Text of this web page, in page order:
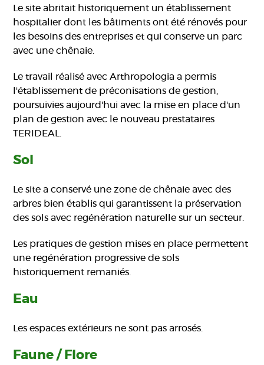
Le site abritait historiquement un établissement
hospitalier dont les bâtiments ont été rénovés pour
les besoins des entreprises et qui conserve un parc
avec une chênaie.
Le travail réalisé avec Arthropologia a permis
l'établissement de préconisations de gestion,
poursuivies aujourd'hui avec la mise en place d'un
plan de gestion avec le nouveau prestataires
TERIDEAL.
Sol
Le site a conservé une zone de chênaie avec des
arbres bien établis qui garantissent la préservation
des sols avec regénération naturelle sur un secteur.
Les pratiques de gestion mises en place permettent
une regénération progressive de sols
historiquement remaniés.
Eau
Les espaces extérieurs ne sont pas arrosés.
Faune / Flore